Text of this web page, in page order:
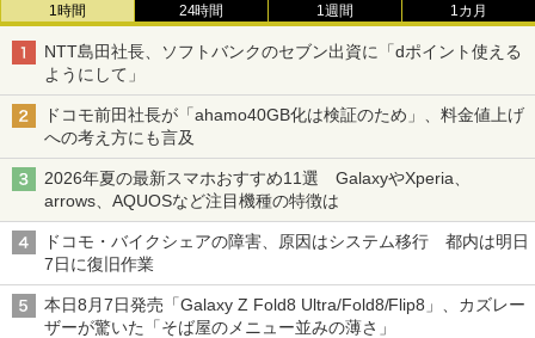
1時間 24時間 1週間 1カ月
NTT島田社長、ソフトバンクのセブン出資に「dポイント使える
ようにして」
ドコモ前田社長が「ahamo40GB化は検証のため」、料金値上げ
への考え方にも言及
2026年夏の最新スマホおすすめ11選 GalaxyやXperia、
arrows、AQUOSなど注目機種の特徴は
ドコモ・バイクシェアの障害、原因はシステム移行 都内は明日
7日に復旧作業
本日8月7日発売「Galaxy Z Fold8 Ultra/Fold8/Flip8」、カズレー
ザーが驚いた「そば屋のメニュー並みの薄さ」